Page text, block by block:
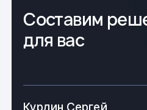
запаха.
Особенности
Составим
для вас
Курдин Сергей